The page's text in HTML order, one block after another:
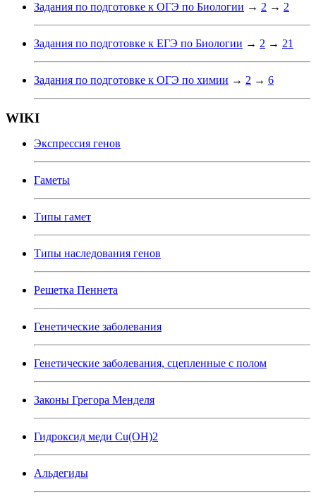
Задания по подготовке к ОГЭ по Биологии → 2 → 2
Задания по подготовке к ЕГЭ по Биологии → 2 → 21
Задания по подготовке к ОГЭ по химии → 2 → 6
WIKI
Экспрессия генов
Гаметы
Типы гамет
Типы наследования генов
Решетка Пеннета
Генетические заболевания
Генетические заболевания, сцепленные с полом
Законы Грегора Менделя
Гидроксид меди Cu(OH)2
Альдегиды